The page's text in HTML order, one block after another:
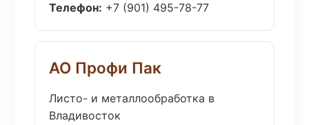
Телефон: +7 (901) 495-78-77
АО Профи Пак
Листо- и металлообработка в
Владивосток